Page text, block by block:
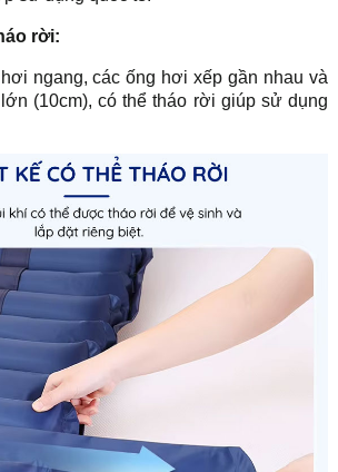
rời:
ngang, các ống hơi xếp gần nhau và
(10cm), có thể tháo rời giúp sử dụng